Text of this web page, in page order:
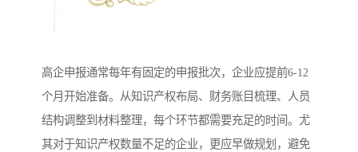
高企申报通常每年有固定的申报批次，企业应提前6-12
个月开始准备。从知识产权布局、财务账目梳理、人员
结构调整到材料整理，每个环节都需要充足的时间。尤
其对于知识产权数量不足的企业，更应早做规划，避免